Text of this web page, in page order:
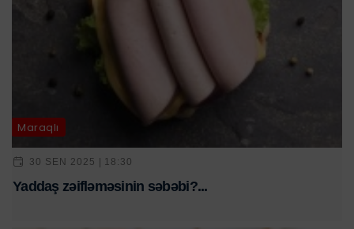
Maraqlı
30 SEN 2025 | 18:30
Yaddaş zəifləməsinin səbəbi?...